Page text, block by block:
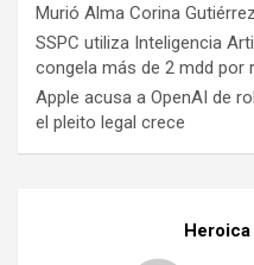
Murió Alma Corina
SSPC utiliza Inteligencia
congela más de 2 mdd por
Apple acusa a OpenAI de
el pleito legal crece